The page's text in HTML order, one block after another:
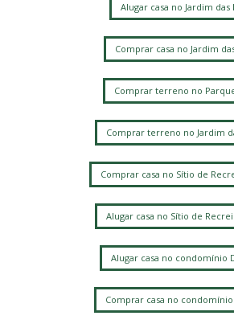
Alugar casa no Jardim das
Comprar casa no Jardim
Comprar terreno no
Comprar terreno no Jardim
Comprar casa no Sítio de
Alugar casa no Sítio de
Alugar casa no condomínio
Comprar casa no condomínio